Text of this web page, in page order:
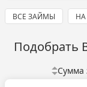
ВСЕ ЗАЙМЫ НА
Подобрать
Сумма